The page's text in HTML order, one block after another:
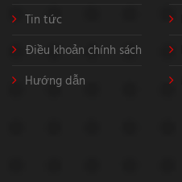
Tin tức
Điều khoản chính sách
Hướng dẫn